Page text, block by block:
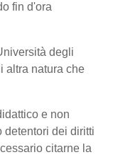
fin d'ora
degli
altra natura che
e non
detentori dei diritti
citarne la